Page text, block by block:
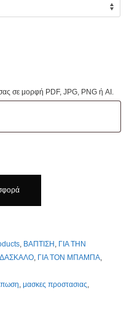
σε μορφή PDF, JPG, PNG ή AI.
, ΒΑΠΤΙΣΗ , ΓΙΑ ΤΗΝ
ΔΑΣΚΑΛΟ, ΓΙΑ ΤΟΝ ΜΠΑΜΠΑ,
,μασκες προστασιας,